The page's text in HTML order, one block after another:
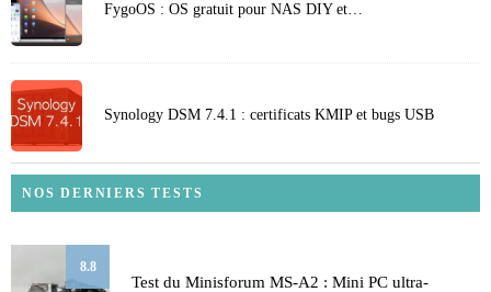
FygoOS : OS gratuit pour NAS DIY et…
Synology DSM 7.4.1 : certificats KMIP et bugs USB
NOS DERNIERS TESTS
8.8
Test du Minisforum MS-A2 : Mini PC ultra-